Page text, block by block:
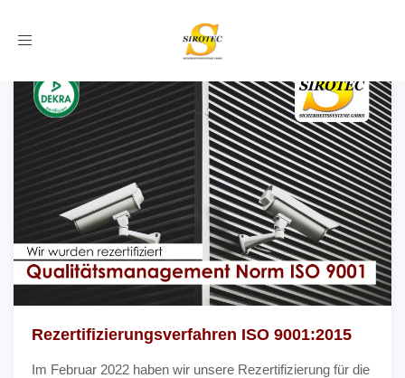
Toggle
Rezertifizierungsverfahren ISO 9001:2015
Im Februar 2022 haben wir unsere Rezertifizierung für die